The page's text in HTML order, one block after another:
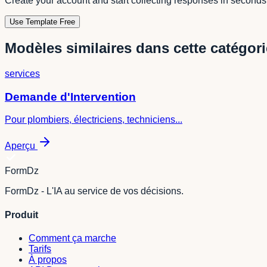
Use Template Free
Modèles similaires dans cette
services
Demande d'Intervention
Pour plombiers, électriciens, techniciens...
Aperçu
FormDz
FormDz - L'IA au service de vos décisions.
Produit
Comment ça marche
Tarifs
À propos